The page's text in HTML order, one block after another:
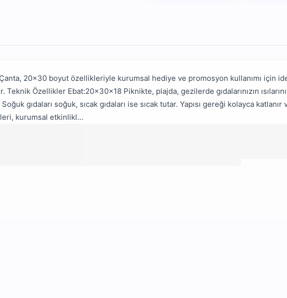
20x30 boyut özellikleriyle kurumsal hediye ve promosyon kullanımı için
Teknik Özellikler Ebat:20x30x18 Piknikte, plajda, gezilerde gıdalarınızın
Soğuk gıdaları soğuk, sıcak gıdaları ise sıcak tutar. Yapısı gereği kolayca
kurumsal etkinlikl…